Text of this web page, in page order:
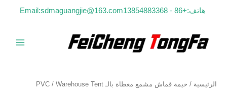
هاتف:+86 - 13854883368 Email:sdmaguangjie@163.com
الرئيسية / خيمة قماش مشمع مغطاة بالـ PVC / Warehouse Tent